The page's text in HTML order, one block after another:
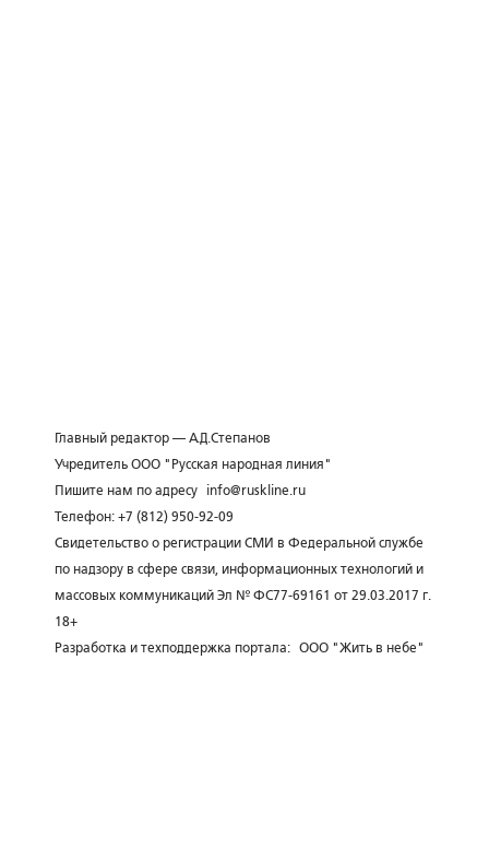
Главный редактор — А.Д.Степанов
Учредитель ООО "Русская народная линия"
Пишите нам по адресу
info@ruskline.ru
Телефон: +7 (812) 950-92-09
Свидетельство о регистрации СМИ в Федеральной службе
по надзору в сфере связи, информационных технологий и
массовых коммуникаций Эл № ФС77-69161 от 29.03.2017 г.
18+
Разработка и техподдержка портала: ООО "Жить в небе"